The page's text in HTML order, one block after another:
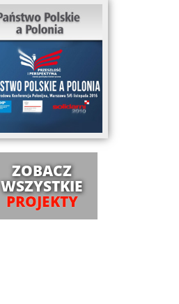
ZOBACZ
WSZYSTKIE
PROJEKTY